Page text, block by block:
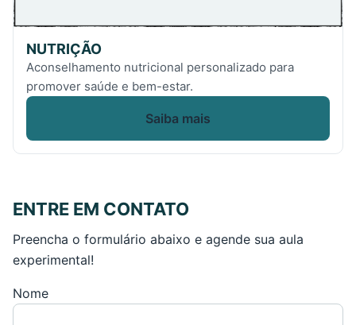
NUTRIÇÃO
Aconselhamento nutricional personalizado para
promover saúde e bem-estar.
Saiba mais
ENTRE EM CONTATO
Preencha o formulário abaixo e agende sua aula
experimental!
Nome